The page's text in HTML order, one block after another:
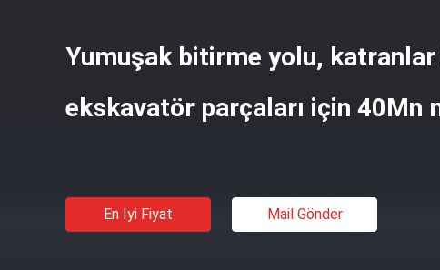
Yumuşak bitirme yolu, katranlar
ekskavatör parçaları için 40Mn
En Iyi Fiyat Mail Gönder